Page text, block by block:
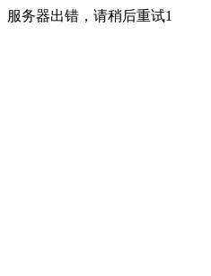
服务器出错，请稍后重试1